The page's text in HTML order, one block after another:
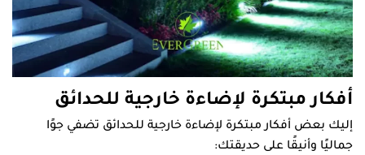
أفكار مبتكرة لإضاءة خارجية للحدائق
إليك بعض أفكار مبتكرة لإضاءة خارجية للحدائق تضفي جوًا
جماليًا وأنيقًا على حديقتك: